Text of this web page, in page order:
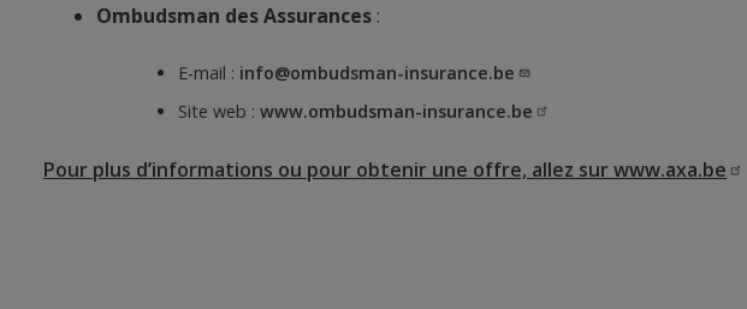
Ombudsman des Assurances :
E-mail : info@ombudsman-insurance.be
Site web : www.ombudsman-insurance.be
Pour plus d’informations ou pour obtenir une offre, allez surwww.axa.be